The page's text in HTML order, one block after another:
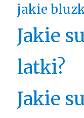
jakie
Jakie
latki?
Jakie